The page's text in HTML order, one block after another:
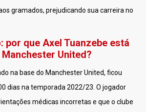
gramados, prejudicando sua carreira no
por que Axel Tuanzebe está
United?
na base do Manchester United, ficou
dias na temporada 2022/23. O jogador
médicas incorretas e que o clube